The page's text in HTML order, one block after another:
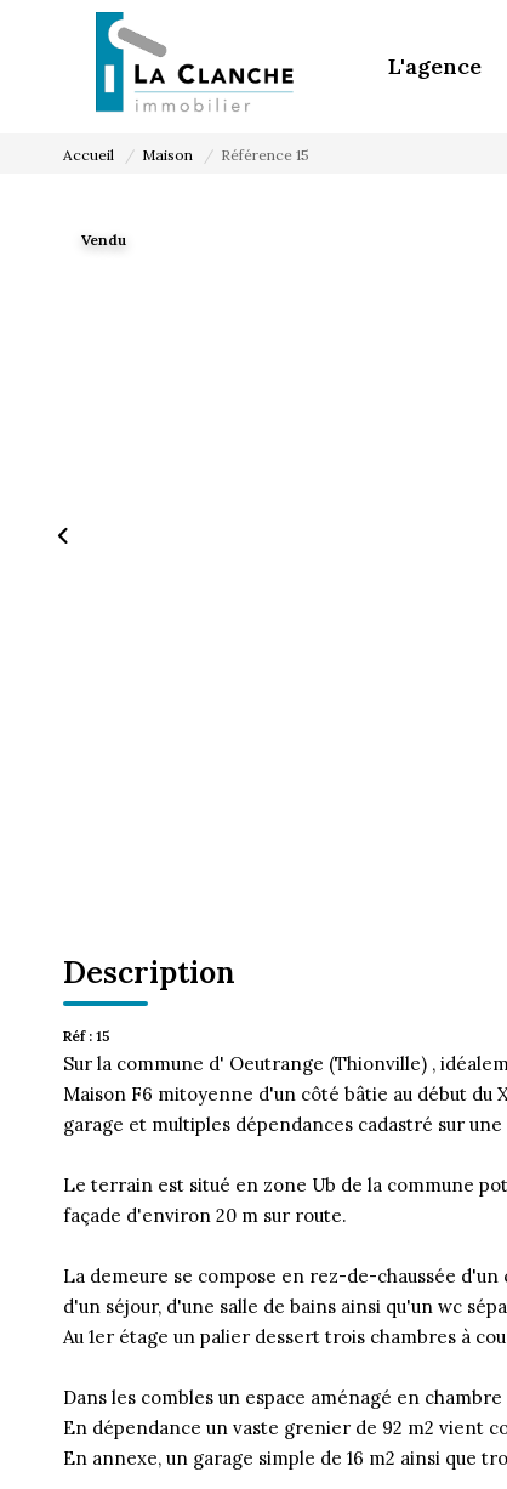
L'agence
Accueil Maison Référence 15
Vendu
Description
Réf : 15
Sur la commune d' Oeutrange (Thionville) ,
Maison F6 mitoyenne d'un côté bâtie au début
garage et multiples dépendances cadastré sur
Le terrain est situé en zone Ub de la commune
façade d'environ 20 m sur route.
La demeure se compose en rez-de-chaussée
d'un séjour, d'une salle de bains ainsi qu'un wc
Au 1er étage un palier dessert trois chambres à
Dans les combles un espace aménagé en chambre
En dépendance un vaste grenier de 92 m2 vient
En annexe, un garage simple de 16 m2 ainsi que